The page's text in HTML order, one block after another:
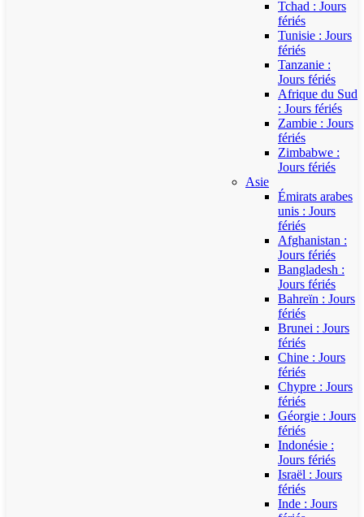
Tchad : Jours
fériés
Tunisie : Jours
fériés
Tanzanie :
Jours fériés
Afrique du Sud
: Jours fériés
Zambie : Jours
fériés
Zimbabwe :
Jours fériés
Asie
Émirats arabes
unis : Jours
fériés
Afghanistan :
Jours fériés
Bangladesh :
Jours fériés
Bahreïn : Jours
fériés
Brunei : Jours
fériés
Chine : Jours
fériés
Chypre : Jours
fériés
Géorgie : Jours
fériés
Indonésie :
Jours fériés
Israël : Jours
fériés
Inde : Jours